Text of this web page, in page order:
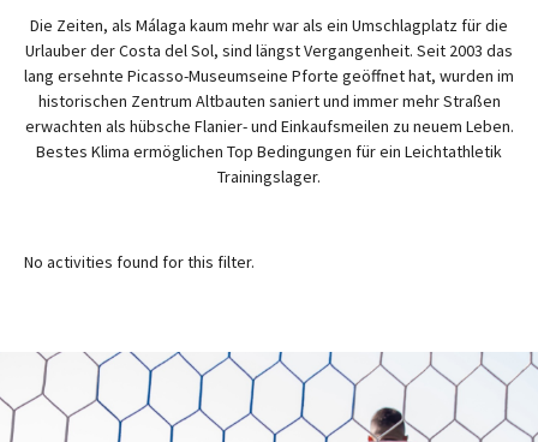
Die Zeiten, als Málaga kaum mehr war als ein Umschlagplatz für die
Urlauber der Costa del Sol, sind längst Vergangenheit. Seit 2003 das
lang ersehnte Picasso-Museumseine Pforte geöffnet hat, wurden im
historischen Zentrum Altbauten saniert und immer mehr Straßen
erwachten als hübsche Flanier- und Einkaufsmeilen zu neuem Leben.
Bestes Klima ermöglichen Top Bedingungen für ein Leichtathletik
Trainingslager.
No activities found for this filter.